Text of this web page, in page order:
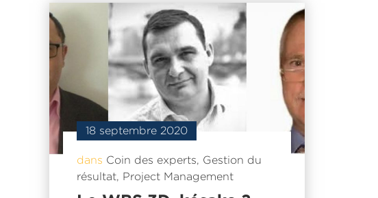
18 septembre 2020
dans Coin des experts, Gestion du
résultat, Project Management